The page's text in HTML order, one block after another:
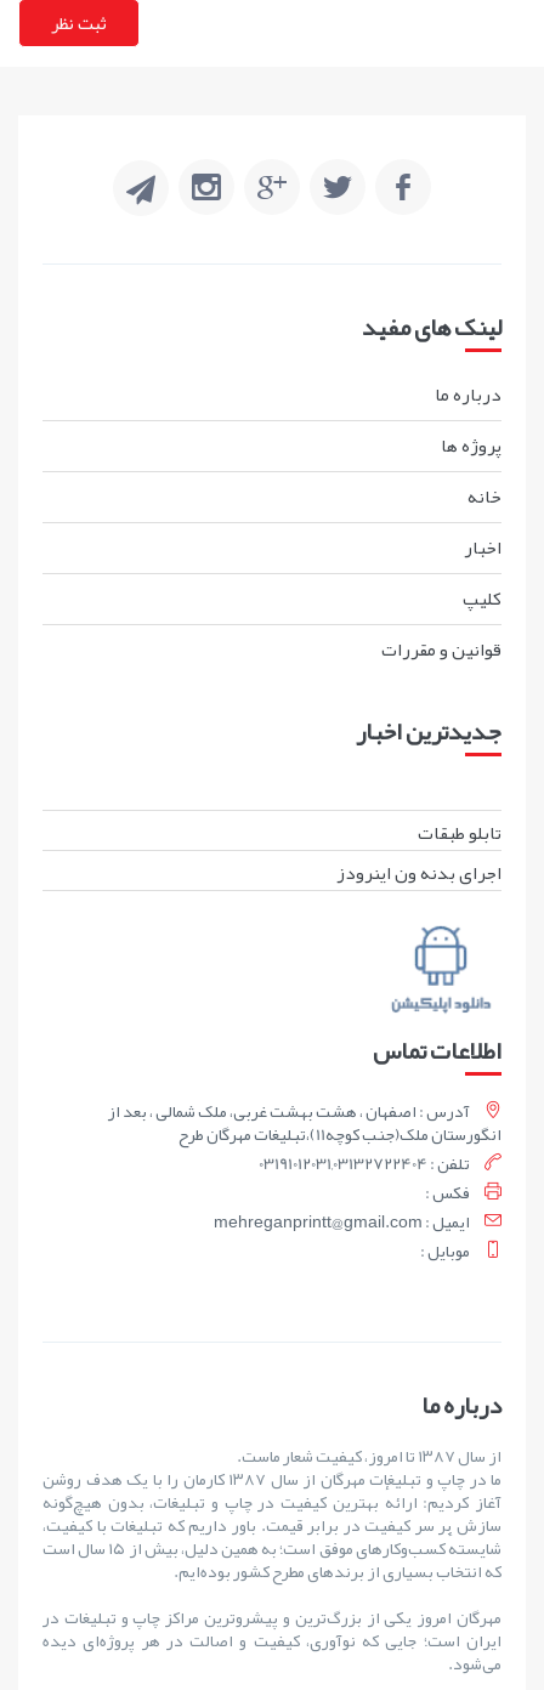
لینک های مفید
درباره ما
پروژه ها
خانه
اخبار
کليپ
قوانين و مقررات
جدیدترین اخبار
تابلو طبقات
اجرای بدنه ون اینرودز
اطلاعات تماس
آدرس : اصفهان ، هشت بهشت غربی، ملک شمالی ، بعد از
انگورستان ملک(جنب کوچه11)،تبلیغات مهرگان طرح
تلفن : 03191012031,03132722404
فکس :
ايميل : mehreganprintt@gmail.com
موبايل :
درباره ما
از سال ۱۳۸۷ تا امروز، کیفیت شعار ماست.
ما در چاپ و تبلیغات مهرگان از سال ۱۳۸۷ کارمان را با یک هدف روشن
آغاز کردیم: ارائهٔ بهترین کیفیت در چاپ و تبلیغات، بدون هیچ‌گونه
سازش بر سر کیفیت در برابر قیمت. باور داریم که تبلیغات با کیفیت،
شایستهٔ کسب‌وکارهای موفق است؛ به همین دلیل، بیش از ۱۵ سال است
که انتخاب بسیاری از برندهای مطرح کشور بوده‌ایم.
مهرگان امروز یکی از بزرگ‌ترین و پیشروترین مراکز چاپ و تبلیغات در
ایران است؛ جایی که نوآوری، کیفیت و اصالت در هر پروژه‌ای دیده
می‌شود.